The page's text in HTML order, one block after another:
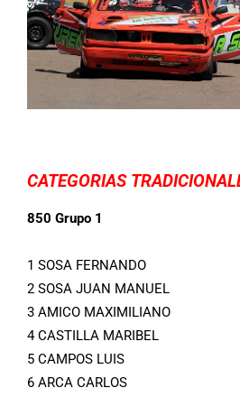
CATEGORIAS
850 Grupo 1
1 SOSA FERNANDO
2 SOSA JUAN MANUEL
3 AMICO MAXIMILIANO
4 CASTILLA MARIBEL
5 CAMPOS LUIS
6 ARCA CARLOS